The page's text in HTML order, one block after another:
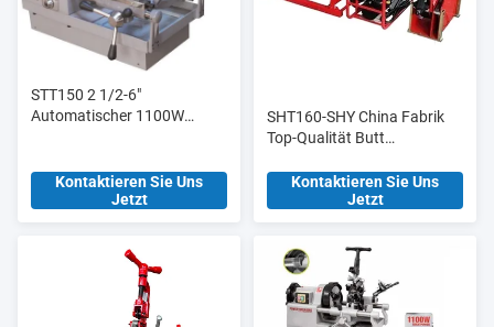
STT150 2 1/2-6"
Automatischer 1100W
Hochleistungsmodell
Kontaktieren Sie Uns
Jetzt
SHT160-SHY China Fabrik
Top-Qualität Butt
Fusion Verbindung für
Baustoffgeschäfte
Kontaktieren Sie Uns
Jetzt